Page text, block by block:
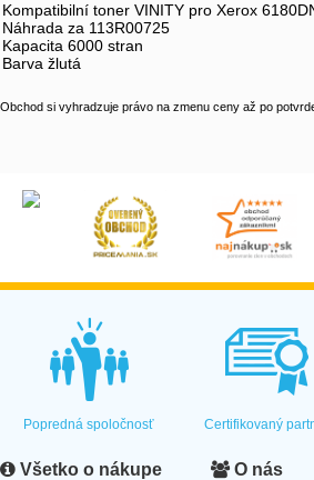
Kompatibilní toner VINITY pro Xerox
Náhrada za 113R00725
Kapacita 6000 stran
Barva žlutá
Obchod si vyhradzuje právo na zmenu ceny až po
Popredná spoločnosť Certifikovaný
Všetko o nákupe O nás